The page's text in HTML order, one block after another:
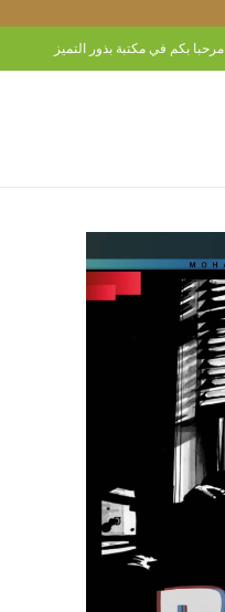
مرحبا بكم في مكتبة بذور التميز